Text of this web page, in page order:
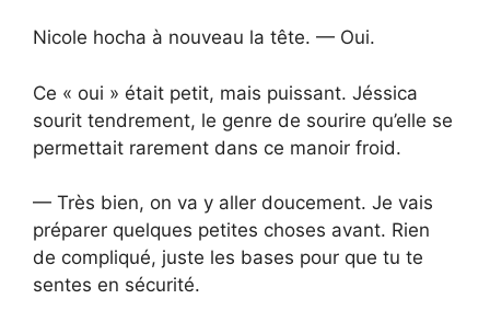
Nicole hocha à nouveau la tête. — Oui.
Ce « oui » était petit, mais puissant. Jéssica
sourit tendrement, le genre de sourire qu’elle se
permettait rarement dans ce manoir froid.
— Très bien, on va y aller doucement. Je vais
préparer quelques petites choses avant. Rien
de compliqué, juste les bases pour que tu te
sentes en sécurité.